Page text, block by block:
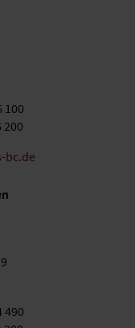
100
200
bc.de
490